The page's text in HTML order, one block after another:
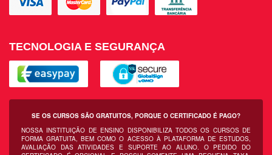
TECNOLOGIA E SEGURANÇA
SE OS CURSOS SÃO GRATUITOS, PORQUE O CERTIFICADO É PAGO?
NOSSA INSTITUIÇÃO DE ENSINO DISPONIBILIZA TODOS OS CURSOS DE
FORMA GRATUITA, BEM COMO O ACESSO À PLATAFORMA DE ESTUDOS,
AVALIAÇÃO DAS ATIVIDADES E SUPORTE AO ALUNO. O PEDIDO DO